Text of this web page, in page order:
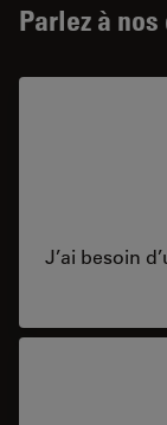
Parlez à
J’ai besoin